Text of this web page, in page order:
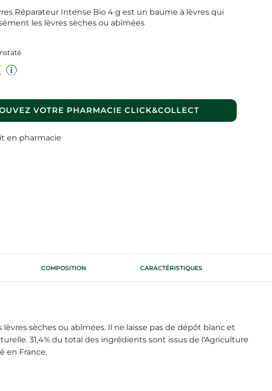
Réparateur Intense Bio 4 g est un baume à lèvres qui
les lèvres sèches ou abîmées
VOTRE PHARMACIE CLICK&COLLECT
en pharmacie
COMPOSITION CARACTÉRISTIQUES
sèches ou abîmées. Il ne laisse pas de dépôt blanc et
31,4% du total des ingrédients sont issus de l'Agriculture
en France.